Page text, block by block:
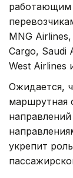
работающим
MNG
Cargo, Saudi
West Airlines
Ожидается,
маршрутная
укрепит